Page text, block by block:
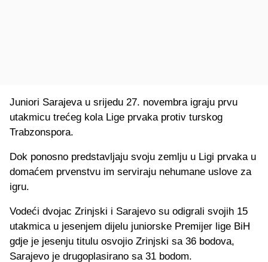
Juniori Sarajeva u srijedu 27. novembra igraju prvu
utakmicu trećeg kola Lige prvaka protiv turskog
Trabzonspora.
Dok ponosno predstavljaju svoju zemlju u Ligi prvaka u
domaćem prvenstvu im serviraju nehumane uslove za
igru.
Vodeći dvojac Zrinjski i Sarajevo su odigrali svojih 15
utakmica u jesenjem dijelu juniorske Premijer lige BiH
gdje je jesenju titulu osvojio Zrinjski sa 36 bodova,
Sarajevo je drugoplasirano sa 31 bodom.